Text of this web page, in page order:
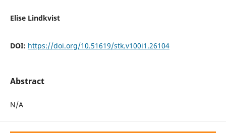
Elise Lindkvist
DOI: https://doi.org/10.51619/stk.v100i1.26104
Abstract
N/A